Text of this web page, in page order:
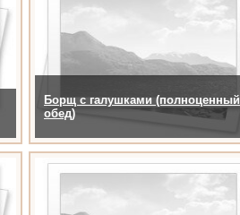
Борщ с галушками (полноценный
обед)